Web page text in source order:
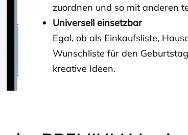
zuordnen und so mit anderen
Universell einsetzbar
Egal, ob als Einkaufsliste,
Wunschliste für den
kreative Ideen.